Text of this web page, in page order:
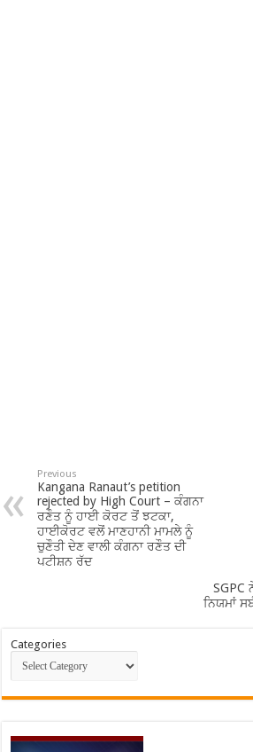
Previous
Kangana Ranaut’s petition
rejected by High Court – ਕੰਗਨਾ
ਰਣੌਤ ਨੂੰ ਹਾਈ ਕੋਰਟ ਤੋਂ ਝਟਕਾ,
ਹਾਈਕੋਰਟ ਵਲੋਂ ਮਾਣਹਾਨੀ ਮਾਮਲੇ ਨੂੰ
ਚੁਣੌਤੀ ਦੇਣ ਵਾਲੀ ਕੰਗਨਾ ਰਣੌਤ ਦੀ
ਪਟੀਸ਼ਨ ਰੱਦ
SGPC
ਨਿਯਮਾਂ
Categories